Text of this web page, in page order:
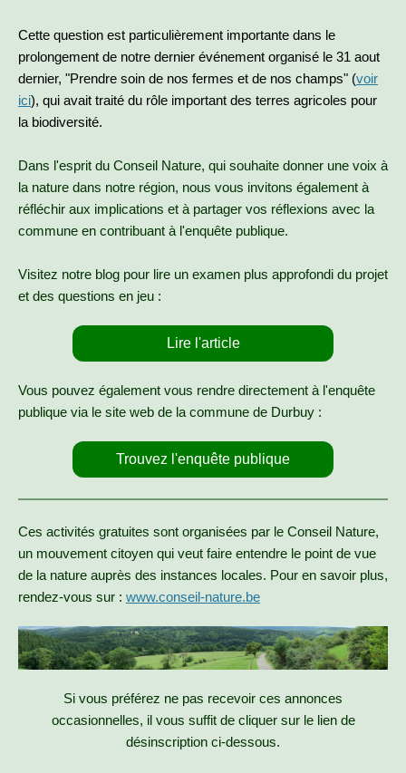
Cette question est particulièrement importante dans le
prolongement de notre dernier événement organisé le 31 aout
dernier, "Prendre soin de nos fermes et de nos champs" (voir
ici), qui avait traité du rôle important des terres agricoles pour
la biodiversité.
Dans l'esprit du Conseil Nature, qui souhaite donner une voix à
la nature dans notre région, nous vous invitons également à
réfléchir aux implications et à partager vos réflexions avec la
commune en contribuant à l'enquête publique.
Visitez notre blog pour lire un examen plus approfondi du projet
et des questions en jeu :
Lire l'article
Vous pouvez également vous rendre directement à l'enquête
publique via le site web de la commune de Durbuy :
Trouvez l'enquête publique
Ces activités gratuites sont organisées par le Conseil Nature,
un mouvement citoyen qui veut faire entendre le point de vue
de la nature auprès des instances locales. Pour en savoir plus,
rendez-vous sur : www.conseil-nature.be
Si vous préférez ne pas recevoir ces annonces
occasionnelles, il vous suffit de cliquer sur le lien de
désinscription ci-dessous.